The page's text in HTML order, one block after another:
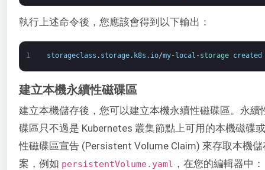
執行上述命令後，您應該會得到以下輸出：
1 storageclass . storage. k8s . io/my- local -storage created
建立本機永續性磁碟區
建立本機儲存後，您可以建立本機永續性磁碟區。永
碟區只不過是 Kubernetes 叢集節點上可用的本機磁碟
性磁碟區宣告 (Persistent Volume Claim) 來存取本機
案，例如 persistentVolume.yaml ，在您的編輯器中：